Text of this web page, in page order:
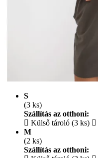
S
(3 ks)
Szállítás az otthoni:
Külső tároló (3 ks)
M
(2 ks)
Szállítás az otthoni: